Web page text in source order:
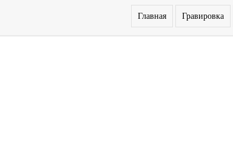
Главная Гравировка